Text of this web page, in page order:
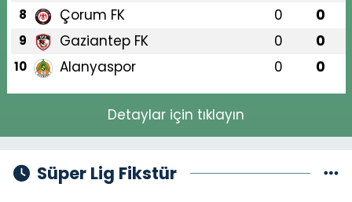
8 Çorum FK 0 0
9 Gaziantep FK 0 0
10 Alanyaspor 0 0
Detaylar için tıklayın
Süper Lig Fikstür